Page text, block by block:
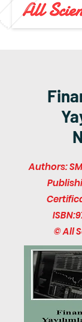
Authors:
ISBN:
© All